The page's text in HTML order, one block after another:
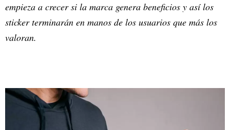
empieza a crecer si la marca genera beneficios y así los
sticker terminarán en manos de los usuarios que más los
valoran.